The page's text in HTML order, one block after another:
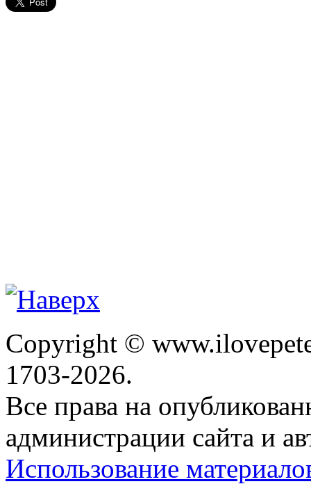
Copyright ©
1703-2026.
Все права на
администрации сайта и
Использование